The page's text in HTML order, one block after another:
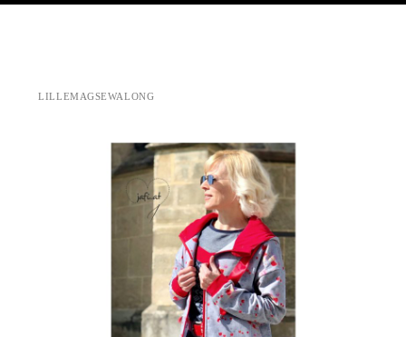
LILLEMAGSEWALONG